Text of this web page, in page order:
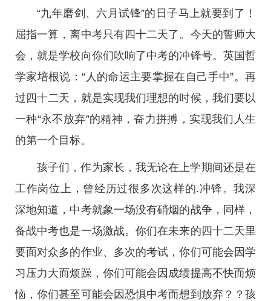
“九年磨剑、六月试锋”的日子马上就要到了！
屈指一算，离中考只有四十二天了。今天的誓师大
会，就是学校向你们吹响了中考的冲锋号。英国哲
学家培根说：“人的命运主要掌握在自己手中”。再
过四十二天，就是实现我们理想的时候，我们要以
一种“永不放弃”的精神，奋力拼搏，实现我们人生
的第一个目标。
孩子们，作为家长，我无论在上学期间还是在
工作岗位上，曾经历过很多次这样的.冲锋。我深
深地知道，中考就象一场没有硝烟的战争，同样，
备战中考也是一场激战。你们在未来的四十二天里
要面对众多的作业、多次的考试，你们可能会因学
习压力大而烦躁，你们可能会因成绩提高不快而烦
恼，你们甚至可能会因恐惧中考而想到放弃？？孩